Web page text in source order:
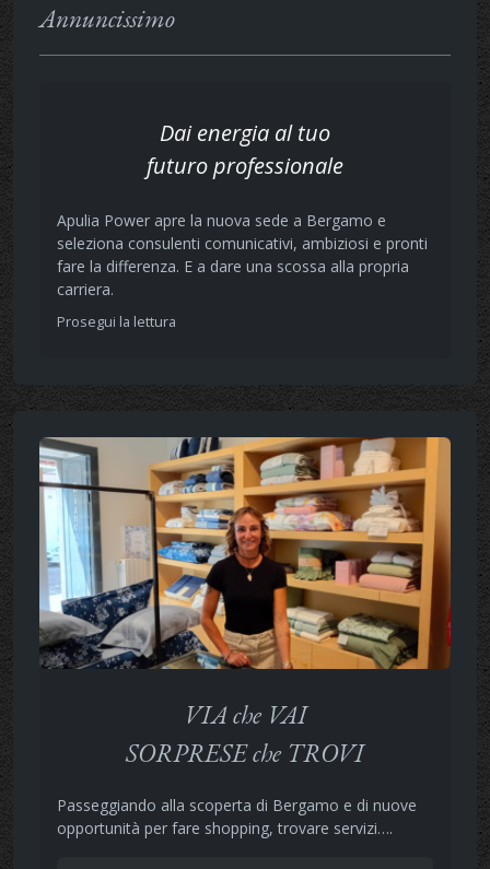
Annuncissimo
Dai energia al tuo
futuro professionale
Apulia Power apre la nuova sede a Bergamo e
seleziona consulenti comunicativi, ambiziosi e pronti
fare la differenza. E a dare una scossa alla propria
carriera.
Prosegui la lettura
VIA che VAI
SORPRESE che TROVI
Passeggiando alla scoperta di Bergamo e di nuove
opportunità per fare shopping, trovare servizi….